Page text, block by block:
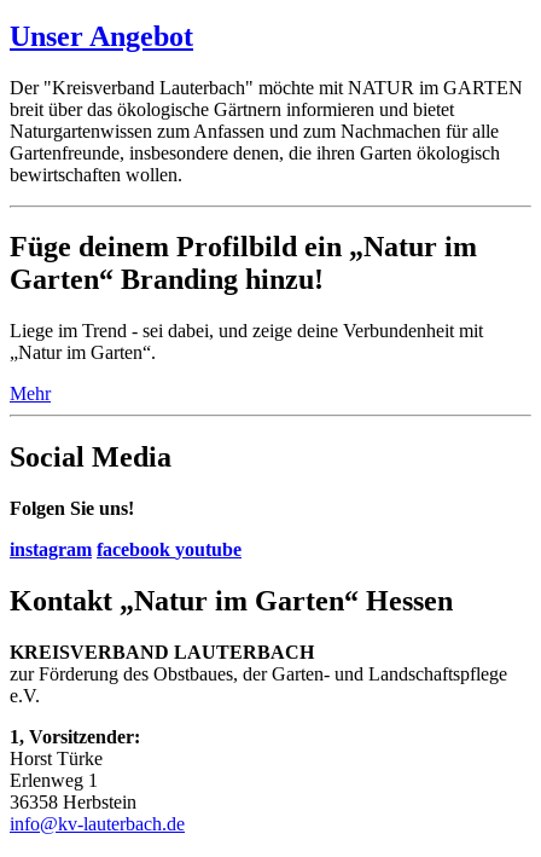
Unser Angebot
Der "Kreisverband Lauterbach" möchte mit NATUR im GARTEN
breit über das ökologische Gärtnern informieren und bietet
Naturgartenwissen zum Anfassen und zum Nachmachen für alle
Gartenfreunde, insbesondere denen, die ihren Garten ökologisch
bewirtschaften wollen.
Füge deinem Profilbild ein „Natur im
Garten“ Branding hinzu!
Liege im Trend - sei dabei, und zeige deine Verbundenheit mit
„Natur im Garten“.
Mehr
Social Media
Folgen Sie uns!
instagram facebook youtube
Kontakt „Natur im Garten“ Hessen
KREISVERBAND LAUTERBACH
zur Förderung des Obstbaues, der Garten- und Landschaftspflege
e.V.
1, Vorsitzender:
Horst Türke
Erlenweg 1
36358 Herbstein
info@kv-lauterbach.de